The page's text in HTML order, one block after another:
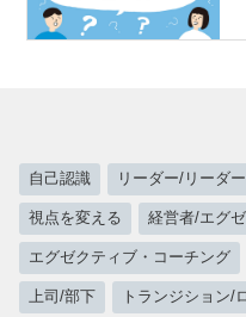
自己認識 リーダー/リーダ
視点を変える 経営者/エグ
エグゼクティブ・コーチング
上司/部下 トランジション/